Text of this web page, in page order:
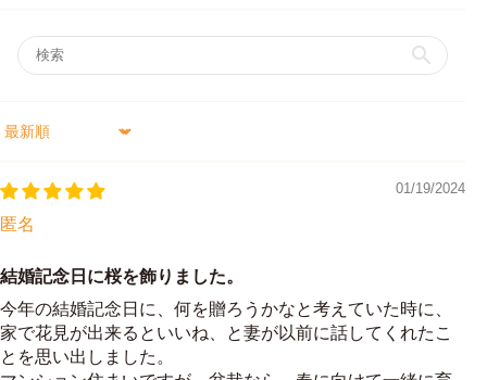
Sort by
01/19/2024
匿名
結婚記念日に桜を飾りました。
今年の結婚記念日に、何を贈ろうかなと考えていた時に、
家で花見が出来るといいね、と妻が以前に話してくれたこ
とを思い出しました。